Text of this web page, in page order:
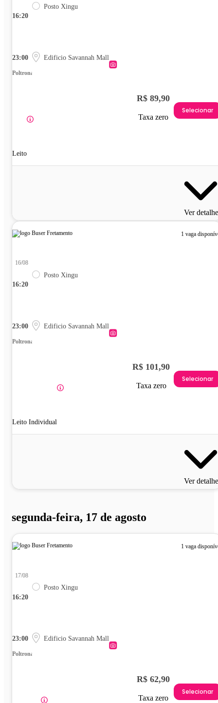
16:20
Posto Xingu
23:00 Edificio Savannah Mall
Poltrona
Leito
R$ 89,90
Taxa zero
Selecionar
Ver
1 vaga
16:20
16/08
Posto Xingu
23:00 Edificio Savannah Mall
Poltrona
Leito Individual
R$ 101,90
Taxa zero
Selecionar
Ver
segunda-feira, 17 de agosto
1 vaga
16:20
17/08
Posto Xingu
23:00 Edificio Savannah Mall
Poltrona
R$ 62,90
Taxa zero
Selecionar